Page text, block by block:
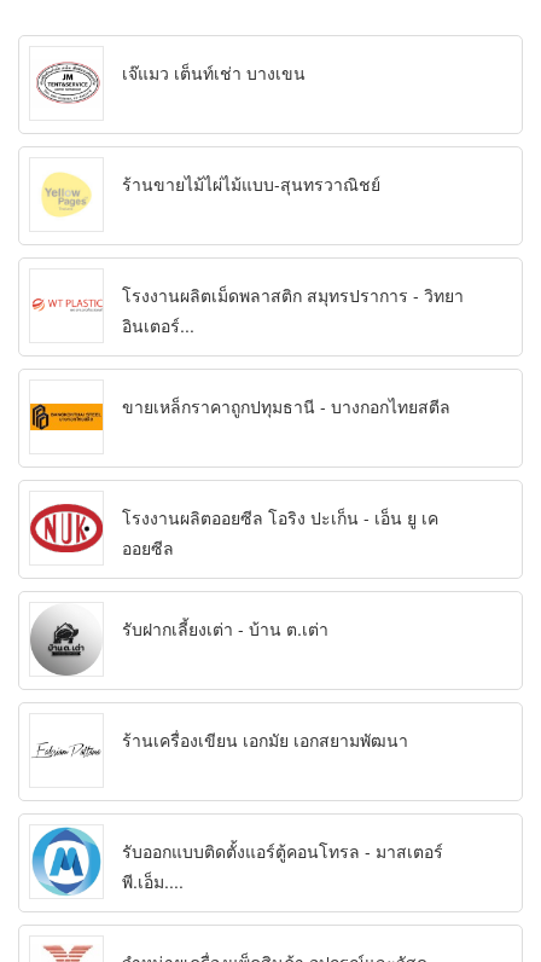
เจ๊แมว เต็นท์เช่า บางเขน
ร้านขายไม้ไผ่ไม้แบบ-สุนทรวาณิชย์
โรงงานผลิตเม็ดพลาสติก สมุทรปราการ - วิทยา
อินเตอร์...
ขายเหล็กราคาถูกปทุมธานี - บางกอกไทยสตีล
โรงงานผลิตออยซีล โอริง ปะเก็น - เอ็น ยู เค
ออยซีล
รับฝากเลี้ยงเต่า - บ้าน ต.เต่า
ร้านเครื่องเขียน เอกมัย เอกสยามพัฒนา
รับออกแบบติดตั้งแอร์ตู้คอนโทรล - มาสเตอร์
พี.เอ็ม....